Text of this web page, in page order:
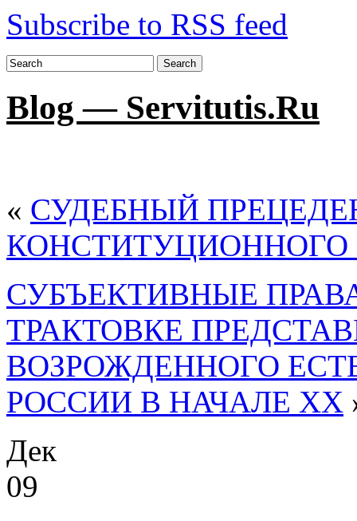
Subscribe to RSS feed
Search
Blog — Servitutis.Ru
« СУДЕБНЫЙ
КОНСТИТУЦИОННОГО
СУБЪЕКТИВНЫЕ
ТРАКТОВКЕ
ВОЗРОЖДЕННОГО
РОССИИ В НАЧАЛЕ XX
Дек
09